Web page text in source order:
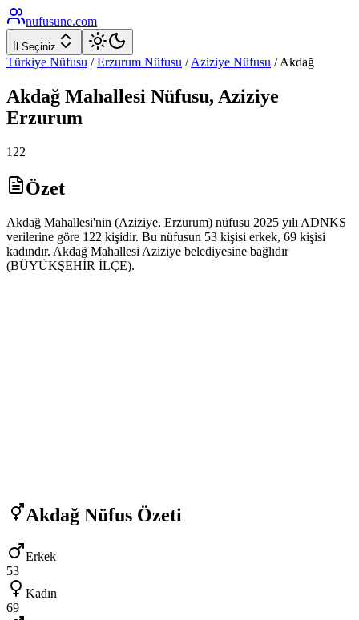
nufusune.com
İl Seçiniz
Türkiye Nüfusu / Erzurum Nüfusu / Aziziye Nüfusu /Akdağ
Akdağ Mahallesi Nüfusu, Aziziye
Erzurum
122
Özet
Akdağ Mahallesi'nin (Aziziye, Erzurum) nüfusu 2025 yılı ADNKS
verilerine göre 122 kişidir. Bu nüfusun 53 kişisi erkek, 69 kişisi
kadındır. Akdağ Mahallesi Aziziye belediyesine bağlıdır
(BÜYÜKŞEHİR İLÇE).
Akdağ Nüfus Özeti
Erkek
53
Kadın
69